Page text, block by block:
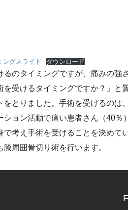
ングスライド ダウンロード
るのタイミングですが、痛みの強
を受けるタイミングですか？」
をとりました。手術を受けるのは
ション活動で痛い患者さん（40
で考え手術を受けることを決め
膝周囲骨切り術を行います。